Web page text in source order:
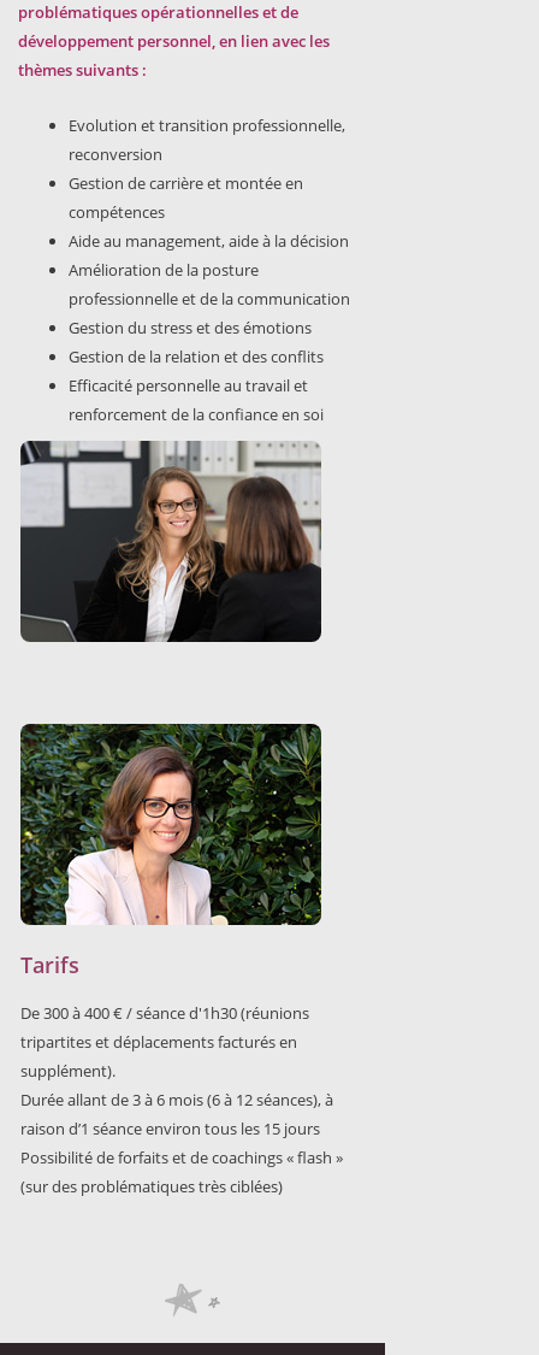
problématiques opérationnelles et de
développement personnel, en lien avec les
thèmes suivants :
Evolution et transition professionnelle,
reconversion
Gestion de carrière et montée en
compétences
Aide au management, aide à la décision
Amélioration de la posture
professionnelle et de la communication
Gestion du stress et des émotions
Gestion de la relation et des conflits
Efficacité personnelle au travail et
renforcement de la confiance en soi
Tarifs
De 300 à 400 € / séance d'1h30 (réunions
tripartites et déplacements facturés en
supplément).
Durée allant de 3 à 6 mois (6 à 12 séances), à
raison d’1 séance environ tous les 15 jours
Possibilité de forfaits et de coachings « flash »
(sur des problématiques très ciblées)